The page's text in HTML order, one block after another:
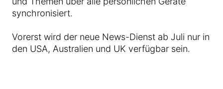
synchronisiert.
Vorerst wird der neue News-Dienst ab Juli nur in
den USA, Australien und UK verfügbar sein.